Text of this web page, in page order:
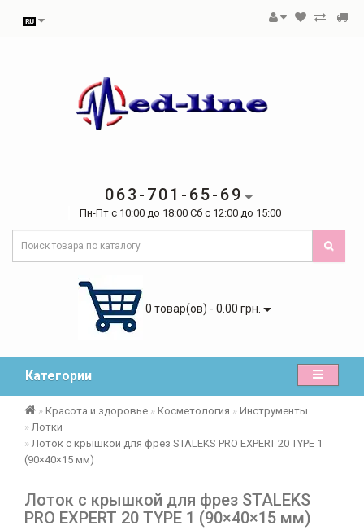
063-701-65-69
Пн-Пт с 10:00 до 18:00 Сб с 12:00 до 15:00
0 товар(ов) - 0.00 грн.
Категории
Красота и здоровье Косметология
Инструменты
Лотки
Лоток с крышкой для фрез STALEKS PRO EXPERT 20 TYPE 1
(90×40×15 мм)
Лоток с крышкой для фрез STALEKS
PRO EXPERT 20 TYPE 1 (90×40×15 мм)